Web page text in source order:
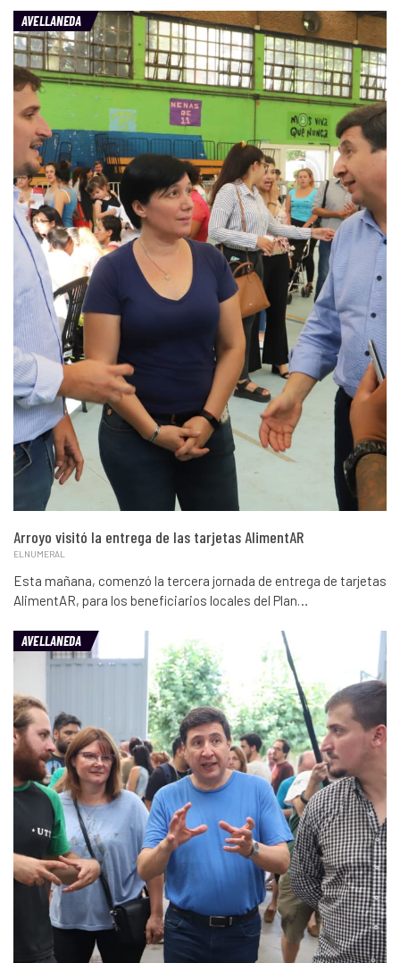
AVELLANEDA
Arroyo visitó la entrega de las tarjetas AlimentAR
ELNUMERAL
Esta mañana, comenzó la tercera jornada de entrega de tarjetas
AlimentAR, para los beneficiarios locales del Plan…
AVELLANEDA